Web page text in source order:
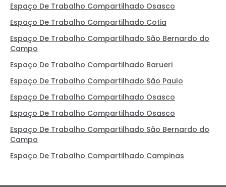
Espaço De Trabalho Compartilhado Osasco
Espaço De Trabalho Compartilhado Cotia
Espaço De Trabalho Compartilhado São Bernardo do
Campo
Espaço De Trabalho Compartilhado Barueri
Espaço De Trabalho Compartilhado São Paulo
Espaço De Trabalho Compartilhado Osasco
Espaço De Trabalho Compartilhado Osasco
Espaço De Trabalho Compartilhado São Bernardo do
Campo
Espaço De Trabalho Compartilhado Campinas